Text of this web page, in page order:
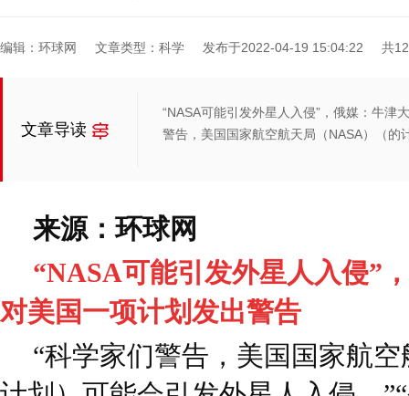
编辑：环球网 文章类型：科学 发布于2022-04-19 15:04:22 共
文章导读
“NASA可能引发外星人入侵”，俄媒：牛津
警告，美国国家航空航天局（NASA）（
来源：环球网
“NASA可能引发外星人入侵”
对美国一项计划发出警告
“科学家们警告，美国国家航